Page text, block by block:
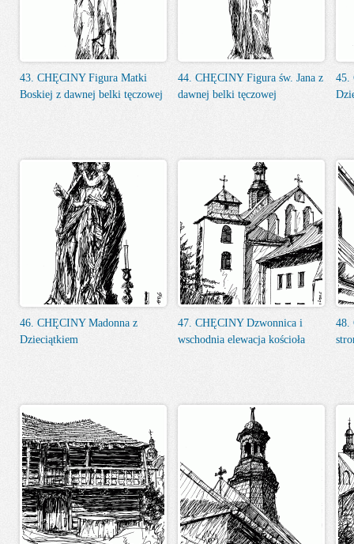
43. CHĘCINY Figura Matki
Boskiej z dawnej belki tęczowej
44. CHĘCINY Figura św. Jana z
dawnej belki tęczowej
45.
46. CHĘCINY Madonna z
Dzieciątkiem
47. CHĘCINY Dzwonnica i
wschodnia elewacja kościoła
48.